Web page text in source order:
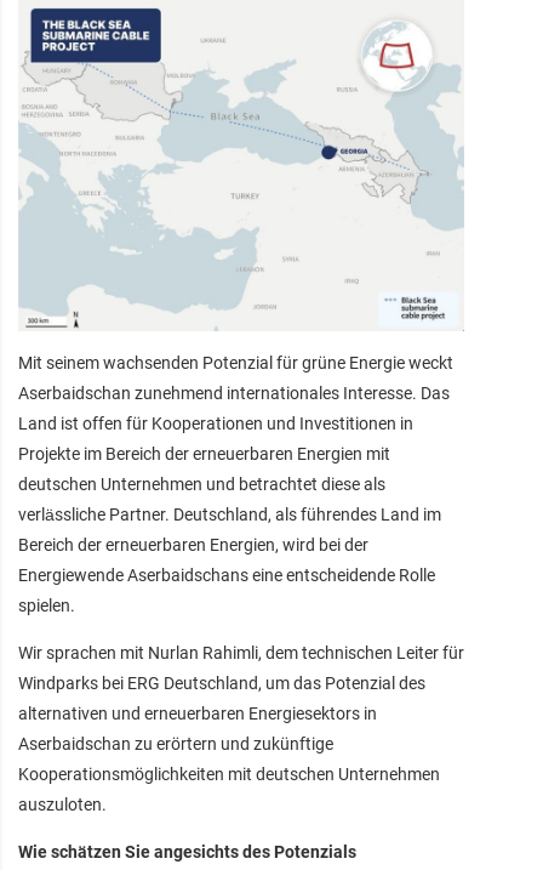
Mit seinem wachsenden Potenzial für grüne Energie weckt
Aserbaidschan zunehmend internationales Interesse. Das
Land ist offen für Kooperationen und Investitionen in
Projekte im Bereich der erneuerbaren Energien mit
deutschen Unternehmen und betrachtet diese als
verlässliche Partner. Deutschland, als führendes Land im
Bereich der erneuerbaren Energien, wird bei der
Energiewende Aserbaidschans eine entscheidende Rolle
spielen.
Wir sprachen mit Nurlan Rahimli, dem technischen Leiter für
Windparks bei ERG Deutschland, um das Potenzial des
alternativen und erneuerbaren Energiesektors in
Aserbaidschan zu erörtern und zukünftige
Kooperationsmöglichkeiten mit deutschen Unternehmen
auszuloten.
Wie schätzen Sie angesichts des Potenzials